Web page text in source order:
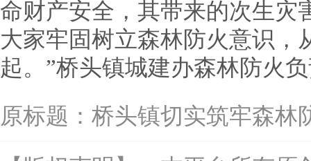
命财产安全，其带来的次生灾
大家牢固树立森林防火意识，
起。”桥头镇城建办森林防火
原标题： 桥头镇切实筑牢森林